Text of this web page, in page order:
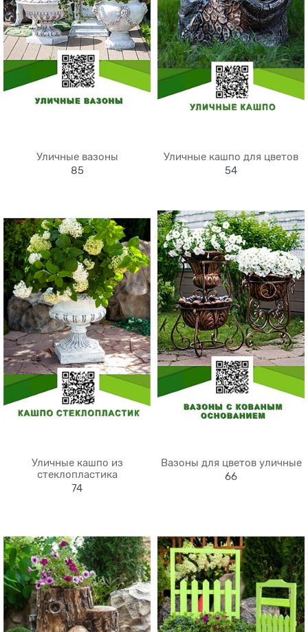
Уличные вазоны
85
Уличные кашпо для цветов
54
Уличные кашпо из
стеклопластика
74
Вазоны для цветов уличные
66